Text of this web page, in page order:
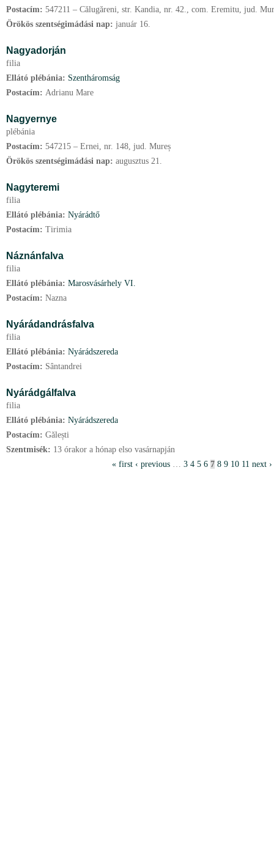
Postacím: 547211 – Călugăreni, str. Kandia, nr. 42., com. Eremitu, jud.
Örökös szentségimádási nap: január 16.
Nagyadorján
filia
Ellátó plébánia: Szentháromság
Postacím: Adrianu Mare
Nagyernye
plébánia
Postacím: 547215 – Ernei, nr. 148, jud. Mureș
Örökös szentségimádási nap: augusztus 21.
Nagyteremi
filia
Ellátó plébánia: Nyárádtő
Postacím: Tirimia
Náznánfalva
filia
Ellátó plébánia: Marosvásárhely VI.
Postacím: Nazna
Nyárádandrásfalva
filia
Ellátó plébánia: Nyárádszereda
Postacím: Sântandrei
Nyárádgálfalva
filia
Ellátó plébánia: Nyárádszereda
Postacím: Gălești
Szentmisék: 13 órakor a hónap elso vasárnapján
« first ‹ previous … 3 4 5 6 7 8 9 10 11 next ›